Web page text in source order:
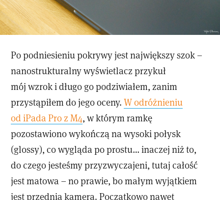
Po podniesieniu pokrywy jest największy szok –
nanostrukturalny wyświetlacz przykuł
mój wzrok i długo go podziwiałem, zanim
przystąpiłem do jego oceny.W odróżnieniu
od iPada Pro z M4, w którym ramkę
pozostawiono wykończą na wysoki połysk
(glossy), co wygląda po prostu… inaczej niż to,
do czego jesteśmy przyzwyczajeni, tutaj całość
jest matowa – no prawie, bo małym wyjątkiem
jest przednia kamera. Początkowo nawet